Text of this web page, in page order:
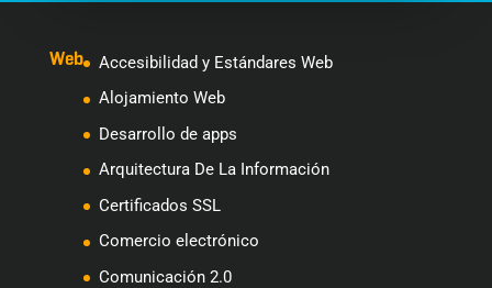
Web
Accesibilidad y Estándares Web
Alojamiento Web
Desarrollo de apps
Arquitectura De La Información
Certificados SSL
Comercio electrónico
Comunicación 2.0